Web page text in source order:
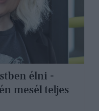
élni -
mesél teljes